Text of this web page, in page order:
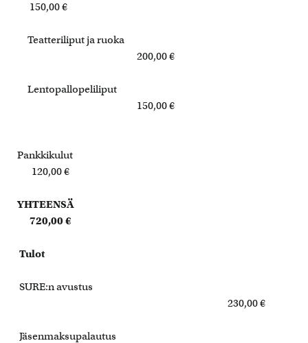
150,00 €
Teatteriliput ja ruoka
200,00 €
Lentopallopeliliput
150,00 €
Pankkikulut
120,00 €
YHTEENSÄ
720,00 €
Tulot
SURE:n avustus
230,00 €
Jäsenmaksupalautus